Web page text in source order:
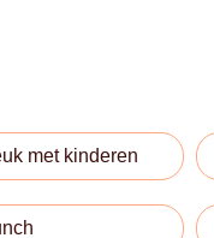
met kinderen